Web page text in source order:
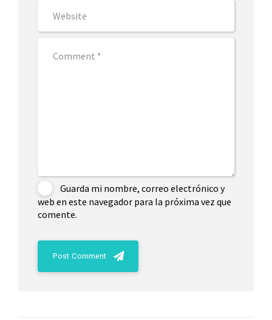
Guarda mi nombre, correo electrónico y
web en este navegador para la próxima vez que
comente.
Post Comment